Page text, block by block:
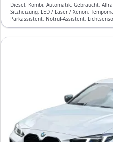
Diesel, Kombi, Automatik, Gebraucht,
Sitzheizung, LED / Laser / Xenon,
Parkassistent, Notruf-Assistent,
Freisprecheinrichtung, Verkehrszeichen-